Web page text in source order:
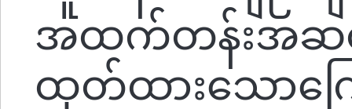
အထက်တန်းအဆ
ထုတ်ထားသောက